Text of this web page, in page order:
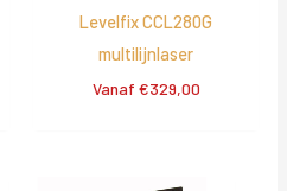
Levelfix CCL280G
multilijnlaser
Vanaf €329,00